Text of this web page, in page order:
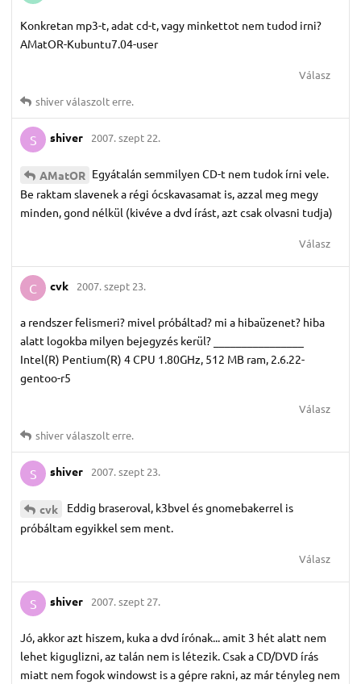
Konkretan mp3-t, adat cd-t, vagy minkettot nem tudod irni?
AMatOR-Kubuntu7.04-user
Válasz
shiverválaszolt erre.
S shiver 2007. szept 22.
AMatOR Egyátalán semmilyen CD-t nem tudok írni vele.
Be raktam slavenek a régi ócskavasamat is, azzal meg megy
minden, gond nélkül (kivéve a dvd írást, azt csak olvasni tudja)
Válasz
C cvk 2007. szept 23.
a rendszer felismeri? mivel próbáltad? mi a hibaüzenet? hiba
alatt logokba milyen bejegyzés kerül? ________________
Intel(R) Pentium(R) 4 CPU 1.80GHz, 512 MB ram, 2.6.22-
gentoo-r5
Válasz
shiverválaszolt erre.
S shiver 2007. szept 23.
cvk
Eddig braseroval, k3bvel és gnomebakerrel is
próbáltam egyikkel sem ment.
Válasz
S shiver 2007. szept 27.
Jó, akkor azt hiszem, kuka a dvd írónak... amit 3 hét alatt nem
lehet kiguglizni, az talán nem is létezik. Csak a CD/DVD írás
miatt nem fogok windowst is a gépre rakni, az már tényleg nem